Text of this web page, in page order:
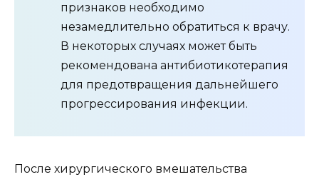
признаков необходимо
незамедлительно обратиться к врачу.
В некоторых случаях может быть
рекомендована антибиотикотерапия
для предотвращения дальнейшего
прогрессирования инфекции.
После хирургического вмешательства